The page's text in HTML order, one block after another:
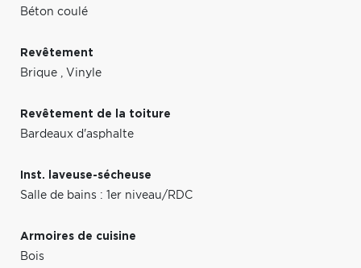
Béton coulé
Revêtement
Brique , Vinyle
Revêtement de la toiture
Bardeaux d'asphalte
Inst. laveuse-sécheuse
Salle de bains : 1er niveau/RDC
Armoires de cuisine
Bois